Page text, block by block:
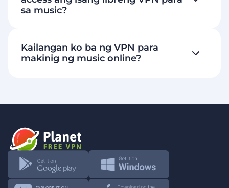
sa music?
Kailangan ko ba ng VPN para
makinig ng music online?